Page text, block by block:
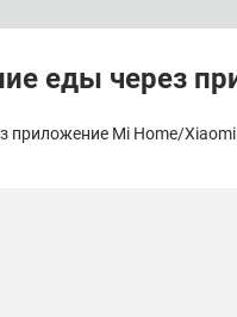
еды через
приложение Mi Home/